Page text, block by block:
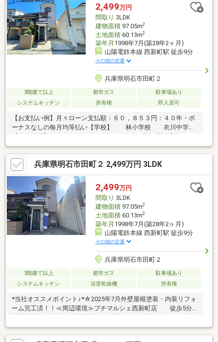
2,499万円
間取り 3LDK
建物面積97.05m2
土地面積60.13m2
築年月 1998年7月(築28年2ヶ月)
山陽電鉄本線 西新町駅 徒歩9分
その他の交通
兵庫県明石市田町２
3階建て以上 都市ガス
駐車場あり
システムキッチン
所有権 即入居可
【お支払い例】月々ローン支払額：６０，８５３円：４０年・ボ
ーナスなしの毎月均等払い【学校】 林小学校 衣川中学校
337-279まで！（最短お電話15分後よりご見学可能です）●〇ボン
ドハウジングの6つのサービス〇●①多数の取引実績からなる価格
交渉力②住宅ローンの一括審査で最大優遇検索③追加リフォー
ムやデザインの相談④住替えをご検討のお客様の現宅、売却・買
取サービス⑤未掲載物件情報提供サービス⑥ご案内からお引き
渡しまではもちろん！不動産のワンストップサービス
兵庫県明石市田町２ 2,499万円 3LDK
2,499万円
間取り 3LDK
建物面積97.05m2
土地面積60.13m2
築年月 1998年7月(築28年2ヶ月)
山陽電鉄本線 西新町駅 徒歩9分
その他の交通
兵庫県明石市田町２
3階建て以上 都市ガス
駐車場あり
システムキッチン
浴室乾燥機 所有権
*当社オススメポイント♪*☆2025年7月外壁屋根塗装・内装リフォ
ーム完工済！！≪周辺環境≫プチマルシェ西新町店 徒歩5分衣
～◇第二子以降は保育料が無償♪◇高校3年生まで医療費無償♪◇
市立小・中学校は全て学校給食♪◇中学校は給食費が無償♪◇JR・